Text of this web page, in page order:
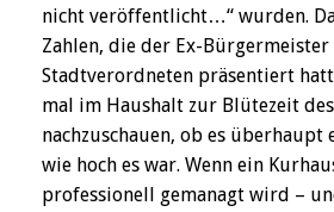
nicht veröffentlicht…“ wurden.
Zahlen, die der Ex-Bürgermeister
Stadtverordneten präsentiert
mal im Haushalt zur Blütezeit
nachzuschauen, ob es überhaupt
wie hoch es war. Wenn ein
professionell gemanagt wird –